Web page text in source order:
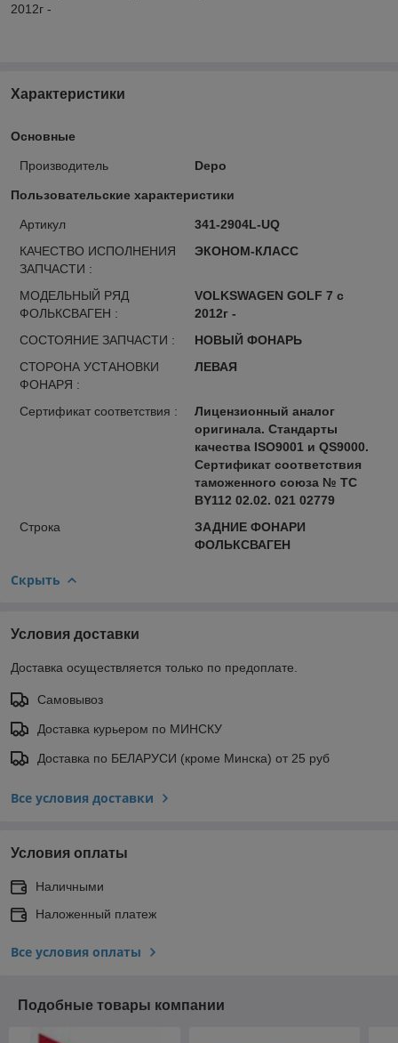
2012г -
Характеристики
Основные
Производитель Depo
Пользовательские характеристики
Артикул
341-2904L-UQ
КАЧЕСТВО ИСПОЛНЕНИЯ
ЗАПЧАСТИ :
ЭКОНОМ-КЛАСС
МОДЕЛЬНЫЙ РЯД
ФОЛЬКСВАГЕН :
VOLKSWAGEN GOLF 7 с
2012г -
СОСТОЯНИЕ ЗАПЧАСТИ :
НОВЫЙ ФОНАРЬ
СТОРОНА УСТАНОВКИ
ФОНАРЯ :
ЛЕВАЯ
Сертификат соответствия :
Лицензионный аналог
оригинала. Стандарты
качества ISO9001 и QS9000.
Сертификат соответствия
таможенного союза № ТС
BY112 02.02. 021 02779
Строка
ЗАДНИЕ ФОНАРИ
ФОЛЬКСВАГЕН
Скрыть
Условия доставки
Доставка осуществляется только по предоплате.
Самовывоз
Доставка курьером по МИНСКУ
Доставка по БЕЛАРУСИ (кроме Минска) от 25 руб
Все условия доставки
Условия оплаты
Наличными
Наложенный платеж
Все условия оплаты
Подобные товары компании